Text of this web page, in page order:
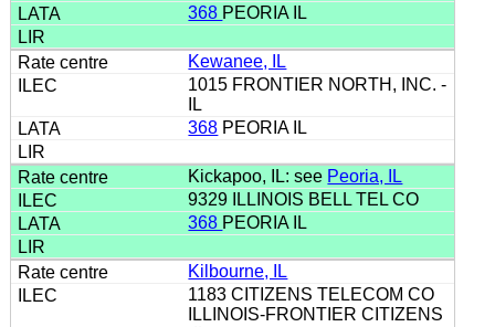
368 PEORIA IL
Kewanee, IL
1015 FRONTIER NORTH, INC. -
IL
368 PEORIA IL
Kickapoo, IL: see Peoria, IL
9329 ILLINOIS BELL TEL CO
368 PEORIA IL
Kilbourne, IL
1183 CITIZENS TELECOM CO
ILLINOIS-FRONTIER CITIZENS